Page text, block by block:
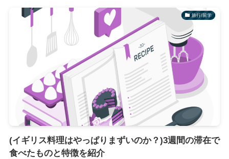
旅行/留学
(イギリス料理はやっぱりまずいのか？)3週間の滞在で
食べたものと特徴を紹介